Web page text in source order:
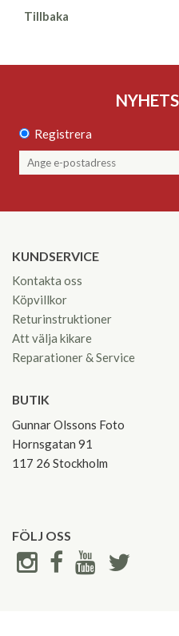
Tillbaka
Registrera
KUNDSERVICE
Kontakta oss
Köpvillkor
Returinstruktioner
Att välja kikare
Reparationer & Service
BUTIK
Gunnar Olssons Foto
Hornsgatan 91
117 26 Stockholm
FÖLJ OSS